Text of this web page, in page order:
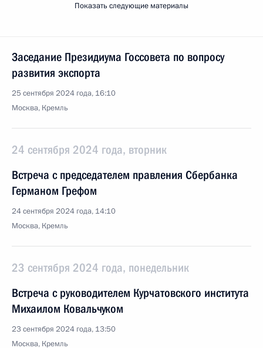
Показать следующие материалы
Заседание Президиума Госсовета по вопросу
развития экспорта
25 сентября 2024 года, 16:10
Москва, Кремль
24 сентября 2024 года, вторник
Встреча с председателем правления Сбербанка
Германом Грефом
24 сентября 2024 года, 14:10
Москва, Кремль
23 сентября 2024 года, понедельник
Встреча с руководителем Курчатовского института
Михаилом Ковальчуком
23 сентября 2024 года, 13:50
Москва, Кремль